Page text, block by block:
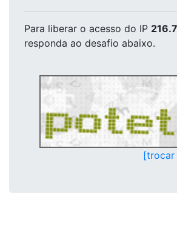
Para liberar o acesso do IP
responda ao desafio abaixo.
[trocar